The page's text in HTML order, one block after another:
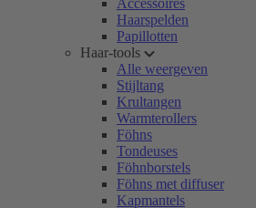
Accessoires
Haarspelden
Papillotten
Haar-tools
Alle weergeven
Stijltang
Krultangen
Warmterollers
Föhns
Tondeuses
Föhnborstels
Föhns met diffuser
Kapmantels